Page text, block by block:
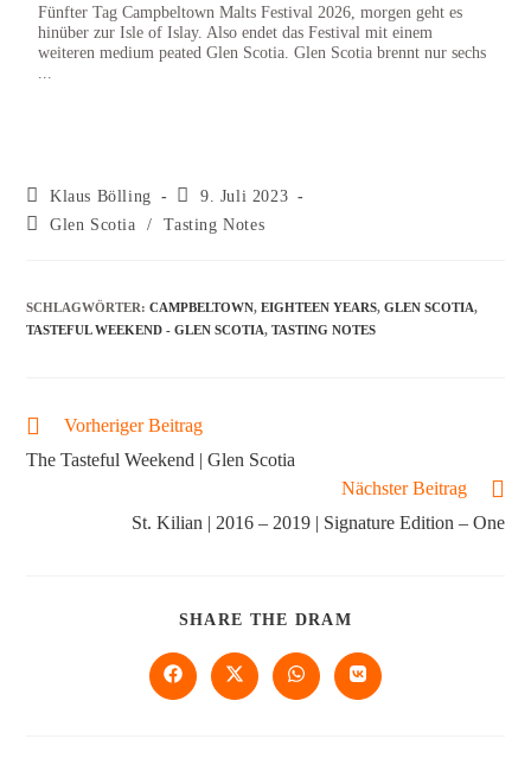
Fünfter Tag Campbeltown Malts Festival 2026, morgen geht es
hinüber zur Isle of Islay. Also endet das Festival mit einem
weiteren medium peated Glen Scotia. Glen Scotia brennt nur sechs
Klaus Bölling
9. Juli 2023
Glen Scotia
/ Tasting Notes
SCHLAGWÖRTER:CAMPBELTOWN, EIGHTEEN YEARS, GLEN SCOTIA,
TASTEFUL WEEKEND - GLEN SCOTIA, TASTING NOTES
Vorheriger Beitrag
The Tasteful Weekend | Glen Scotia
Nächster Beitrag
St. Kilian | 2016 – 2019 | Signature Edition – One
SHARE THE DRAM